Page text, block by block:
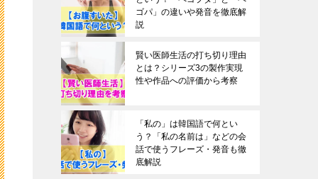
ゴパ」の違いや発音を徹底解
説
賢い医師生活の打ち切り理由
とは？シリーズ3の製作実現
性や作品への評価から考察
「私の」は韓国語で何とい
う？「私の名前は」などの会
話で使うフレーズ・発音も徹
底解説